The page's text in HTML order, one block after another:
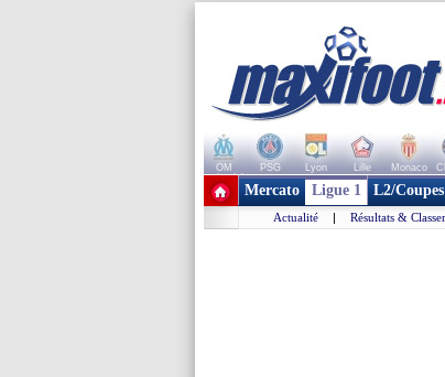
OM PSG Lyon Lille Monaco
+ de clubs
Mercato Ligue 1 L2/Coupes
Actualité | Résultats &